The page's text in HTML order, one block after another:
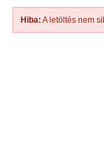
Hiba: A letöltés nem